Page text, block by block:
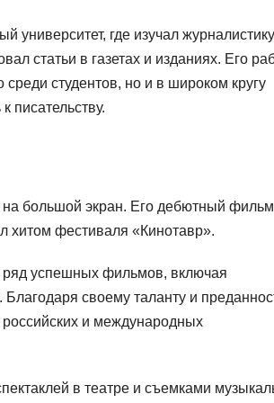
университет, где изучал
статьи в газетах и изданиях. Его
студентов, но и в широком кругу
писательству.
большой экран. Его дебютный фильм
хитом фестиваля «Кинотавр».
ряд успешных фильмов, включая
своему таланту и
российских и международных
в театре и съемками